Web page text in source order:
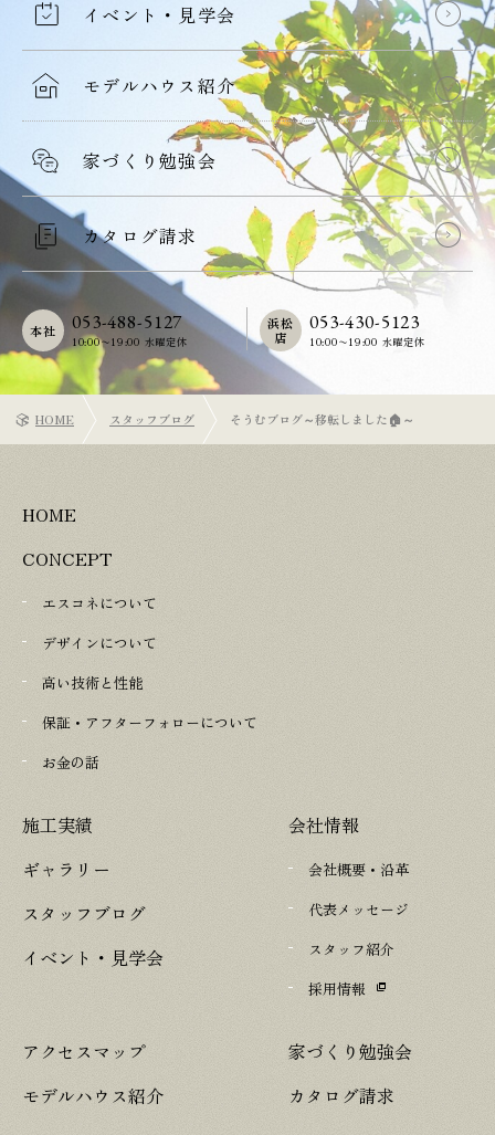
イベント・見学会
モデルハウス紹介
家づくり勉強会
カタログ請求
053-488-5127
10:00〜19:00 水曜定休
本社 053-430-5123
10:00〜19:00 水曜定休
浜松
店
HOME スタッフブログ そうむブログ～移転しました🏠～
HOME
CONCEPT
エスコネについて
デザインについて
高い技術と性能
保証・アフターフォローについて
お金の話
施工実績
ギャラリー
スタッフブログ
イベント・見学会
会社情報
会社概要・沿革
代表メッセージ
スタッフ紹介
採用情報
アクセスマップ
モデルハウス紹介
家づくり勉強会
カタログ請求